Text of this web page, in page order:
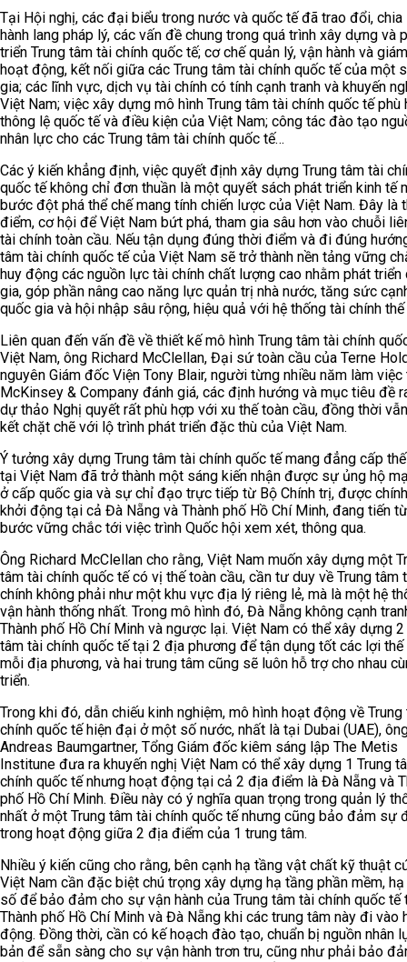
Tại Hội nghị, các đại biểu trong nước và quốc tế đã trao đổi, chia
hành lang pháp lý, các vấn đề chung trong quá trình xây dựng và
triển Trung tâm tài chính quốc tế; cơ chế quản lý, vận hành và
hoạt động, kết nối giữa các Trung tâm tài chính quốc tế của một
gia; các lĩnh vực, dịch vụ tài chính có tính cạnh tranh và khuyến
Việt Nam; việc xây dựng mô hình Trung tâm tài chính quốc tế phù
thông lệ quốc tế và điều kiện của Việt Nam; công tác đào tạo
nhân lực cho các Trung tâm tài chính quốc tế…
Các ý kiến khẳng định, việc quyết định xây dựng Trung tâm tài
quốc tế không chỉ đơn thuần là một quyết sách phát triển kinh tế
bước đột phá thể chế mang tính chiến lược của Việt Nam. Đây là
điểm, cơ hội để Việt Nam bứt phá, tham gia sâu hơn vào chuỗi
tài chính toàn cầu. Nếu tận dụng đúng thời điểm và đi đúng
tâm tài chính quốc tế của Việt Nam sẽ trở thành nền tảng vững
huy động các nguồn lực tài chính chất lượng cao nhằm phát triển
gia, góp phần nâng cao năng lực quản trị nhà nước, tăng sức
quốc gia và hội nhập sâu rộng, hiệu quả với hệ thống tài chính
Liên quan đến vấn đề về thiết kế mô hình Trung tâm tài chính
Việt Nam, ông Richard McClellan, Đại sứ toàn cầu của Terne
nguyên Giám đốc Viện Tony Blair, người từng nhiều năm làm việc
McKinsey & Company đánh giá, các định hướng và mục tiêu đề
dự thảo Nghị quyết rất phù hợp với xu thế toàn cầu, đồng thời
kết chặt chẽ với lộ trình phát triển đặc thù của Việt Nam.
Ý tưởng xây dựng Trung tâm tài chính quốc tế mang đẳng cấp
tại Việt Nam đã trở thành một sáng kiến nhận được sự ủng hộ
ở cấp quốc gia và sự chỉ đạo trực tiếp từ Bộ Chính trị, được
khởi động tại cả Đà Nẵng và Thành phố Hồ Chí Minh, đang tiến
bước vững chắc tới việc trình Quốc hội xem xét, thông qua.
Ông Richard McClellan cho rằng, Việt Nam muốn xây dựng một
tâm tài chính quốc tế có vị thế toàn cầu, cần tư duy về Trung tâm
chính không phải như một khu vực địa lý riêng lẻ, mà là một hệ
vận hành thống nhất. Trong mô hình đó, Đà Nẵng không cạnh
Thành phố Hồ Chí Minh và ngược lại. Việt Nam có thể xây dựng 2
tâm tài chính quốc tế tại 2 địa phương để tận dụng tốt các lợi thế
mỗi địa phương, và hai trung tâm cũng sẽ luôn hỗ trợ cho nhau
triển.
Trong khi đó, dẫn chiếu kinh nghiệm, mô hình hoạt động về
chính quốc tế hiện đại ở một số nước, nhất là tại Dubai (UAE),
Andreas Baumgartner, Tổng Giám đốc kiêm sáng lập The Metis
Institune đưa ra khuyến nghị Việt Nam có thể xây dựng 1 Trung
chính quốc tế nhưng hoạt động tại cả 2 địa điểm là Đà Nẵng và
phố Hồ Chí Minh. Điều này có ý nghĩa quan trọng trong quản lý
nhất ở một Trung tâm tài chính quốc tế nhưng cũng bảo đảm sự
trong hoạt động giữa 2 địa điểm của 1 trung tâm.
Nhiều ý kiến cũng cho rằng, bên cạnh hạ tầng vật chất kỹ thuật
Việt Nam cần đặc biệt chú trọng xây dựng hạ tầng phần mềm,
số để bảo đảm cho sự vận hành của Trung tâm tài chính quốc tế
Thành phố Hồ Chí Minh và Đà Nẵng khi các trung tâm này đi vào
động. Đồng thời, cần có kế hoạch đào tạo, chuẩn bị nguồn nhân
bản để sẵn sàng cho sự vận hành trơn tru, cũng như phải bảo